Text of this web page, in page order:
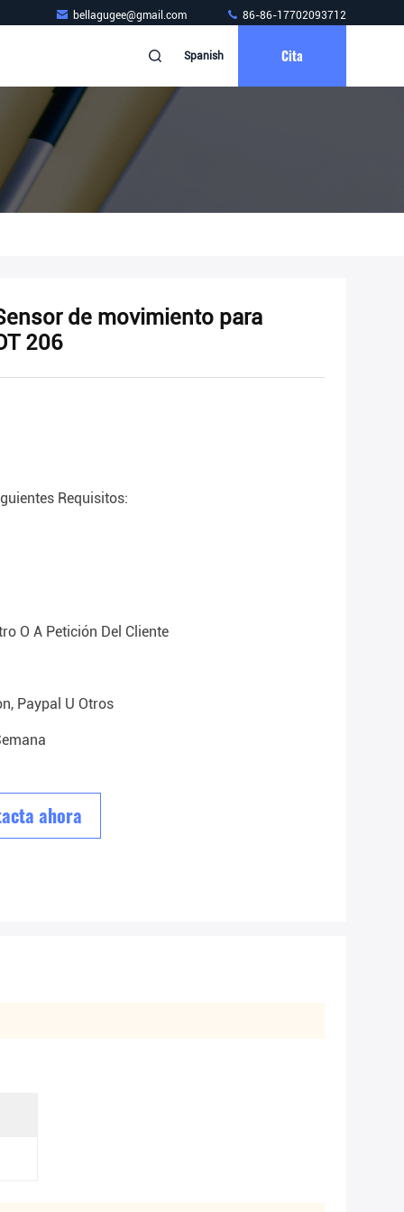
bellagugee@gmail.com 86-86-17702093712
Spanish Cita
de movimiento para
206
Requisitos:
O A Petición Del Cliente
Paypal U Otros
ahora